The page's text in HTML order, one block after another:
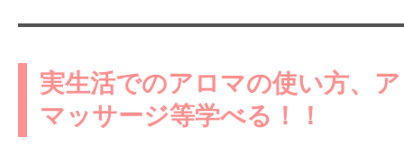
実生活でのアロマの使い方、
マッサージ等学べる！！